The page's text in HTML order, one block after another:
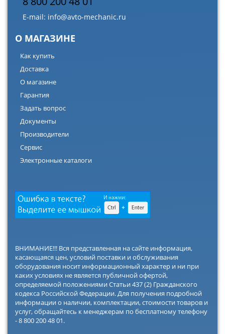
E-mail: info@avto-mechanic.ru
О МАГАЗИНЕ
Как купить
Доставка
О магазине
Гарантия
Задать вопрос
Документы
Производители
Сервис
Электронные каталоги
ВНИМАНИЕ!!! Вся представленная на сайте информация,
касающаяся цен, условий поставки и обслуживания
оборудования носит информационный характер и ни при
каких условиях не является публичной офертой,
определяемой положениями Статьи 437 (2) Гражданского
кодекса Российской Федерации. Для получения подробной
информации о наличии, комплектации, стоимости товаров и
услуг, обращайтесь к менеджерам по бесплатному телефону
- 8 800 200 48 01.